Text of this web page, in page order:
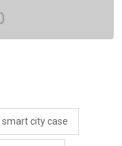
city case